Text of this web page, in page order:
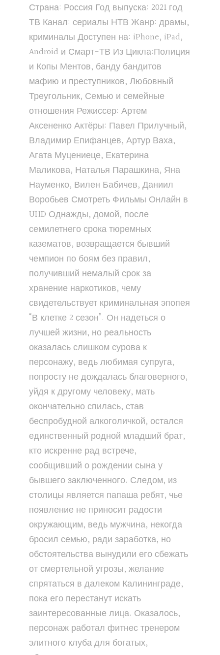
Страна: Россия Год выпуска: 2021 год
ТВ Канал: сериалы НТВ Жанр: драмы,
криминалы Доступен на: iPhone, iPad,
Android и Смарт-ТВ Из Цикла:Полиция
и Копы Ментов, банду бандитов
мафию и преступников, Любовный
Треугольник, Семью и семейные
отношения Режиссер: Артем
Аксененко Актёры: Павел Прилучный,
Владимир Епифанцев, Артур Ваха,
Агата Муцениеце, Екатерина
Маликова, Наталья Парашкина, Яна
Науменко, Вилен Бабичев, Даниил
Воробьев Смотреть Фильмы Онлайн в
UHD Однажды, домой, после
семилетнего срока тюремных
казематов, возвращается бывший
чемпион по боям без правил,
получивший немалый срок за
хранение наркотиков, чему
свидетельствует криминальная эпопея
“В клетке 2 сезон”. Он надеться о
лучшей жизни, но реальность
оказалась слишком сурова к
персонажу, ведь любимая супруга,
попросту не дождалась благоверного,
уйдя к другому человеку, мать
окончательно спилась, став
беспробудной алкоголичкой, остался
единственный родной младший брат,
кто искренне рад встрече,
сообщивший о рождении сына у
бывшего заключенного. Следом, из
столицы является папаша ребят, чье
появление не приносит радости
окружающим, ведь мужчина, некогда
бросил семью, ради заработка, но
обстоятельства вынудили его сбежать
от смертельной угрозы, желание
спрятаться в далеком Калининграде,
пока его перестанут искать
заинтересованные лица. Оказалось,
персонаж работал фитнес тренером
элитного клуба для богатых,